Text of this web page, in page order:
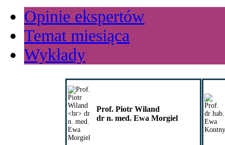
Opinie ekspertów
Temat miesiąca
Wykłady
Prof. Piotr Wiland
dr n. med. Ewa Morgiel